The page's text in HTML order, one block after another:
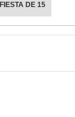
FIESTA DE 15